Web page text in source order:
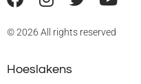
© 2026 All rights reserved
Hoeslakens